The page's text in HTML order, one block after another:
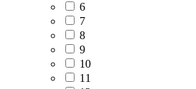
6
7
8
9
10
11